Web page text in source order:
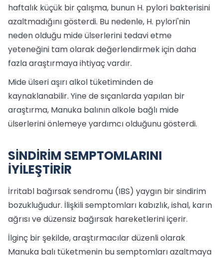
haftalık küçük bir çalışma, bunun H. pylori bakterisini
azaltmadığını gösterdi. Bu nedenle, H. pylori'nin
neden olduğu mide ülserlerini tedavi etme
yeteneğini tam olarak değerlendirmek için daha
fazla araştırmaya ihtiyaç vardır.
Mide ülseri aşırı alkol tüketiminden de
kaynaklanabilir. Yine de sıçanlarda yapılan bir
araştırma, Manuka balının alkole bağlı mide
ülserlerini önlemeye yardımcı olduğunu gösterdi.
SİNDİRİM SEMPTOMLARINI
İYİLEŞTİRİR
İrritabl bağırsak sendromu (IBS) yaygın bir sindirim
bozukluğudur. İlişkili semptomları kabızlık, ishal, karın
ağrısı ve düzensiz bağırsak hareketlerini içerir.
İlginç bir şekilde, araştırmacılar düzenli olarak
Manuka balı tüketmenin bu semptomları azaltmaya